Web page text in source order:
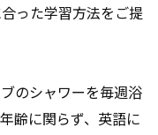
った学習方法をご提
のシャワーを毎週浴
齢に関らず、英語に